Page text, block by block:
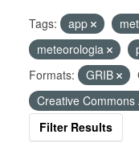
Tags: app
meteorologia
Formats:
GRIB
Creative Commons
Filter Results